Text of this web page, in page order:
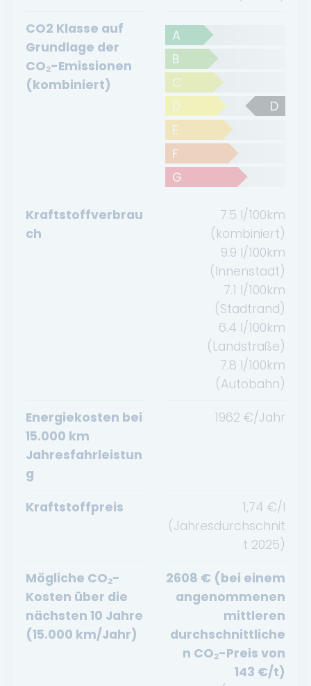
CO2 Klasse auf
Grundlage der
CO₂-Emissionen
(kombiniert)
A
B
C
D
D
E
F
G
Kraftstoffverbrau
ch
7.5 l/100km
(kombiniert)
9.9 l/100km
(Innenstadt)
7.1 l/100km
(Stadtrand)
6.4 l/100km
(Landstraße)
7.8 l/100km
(Autobahn)
Energiekosten bei
15.000 km
Jahresfahrleistun
g
1962 €/Jahr
Kraftstoffpreis 1,74 €/l
(Jahresdurchschnit
t 2025)
Mögliche CO₂-
Kosten über die
nächsten 10 Jahre
(15.000 km/Jahr)
2608 € (bei einem
angenommenen
mittleren
durchschnittliche
n CO₂-Preis von
143 €/t)